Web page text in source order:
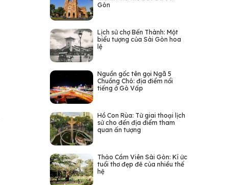
Gòn
Lịch sử chợ Bến Thành: Một
biểu tượng của Sài Gòn hoa
lệ
Nguồn gốc tên gọi Ngã 5
Chuồng Chó: địa điểm nổi
tiếng ở Gò Vấp
Hồ Con Rùa: Từ giai thoại lịch
sử cho đến địa điểm tham
quan ấn tượng
Thảo Cầm Viên Sài Gòn: Kí ức
tuổi thơ đẹp đẽ của nhiều thế
hệ